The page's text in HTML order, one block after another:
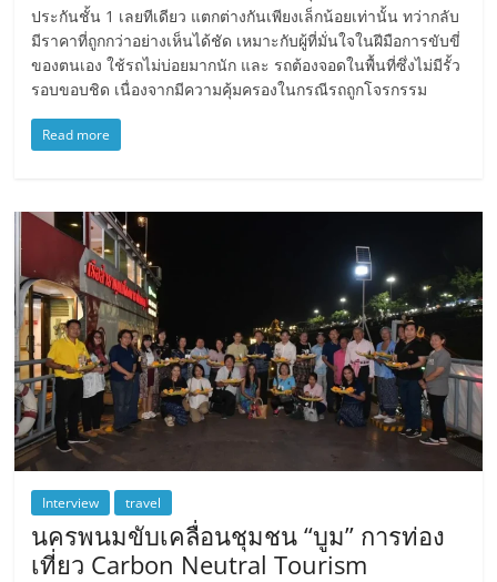
ประกันชั้น 1 เลยทีเดียว แตกต่างกันเพียงเล็กน้อยเท่านั้น ทว่ากลับ
มีราคาที่ถูกกว่าอย่างเห็นได้ชัด เหมาะกับผู้ที่มั่นใจในฝีมือการขับขี่
ของตนเอง ใช้รถไม่บ่อยมากนัก และ รถต้องจอดในพื้นที่ซึ่งไม่มีรั้ว
รอบขอบชิด เนื่องจากมีความคุ้มครองในกรณีรถถูกโจรกรรม
Read more
Interview travel
นครพนมขับเคลื่อนชุมชน “บูม” การท่อง
เที่ยว Carbon Neutral Tourism